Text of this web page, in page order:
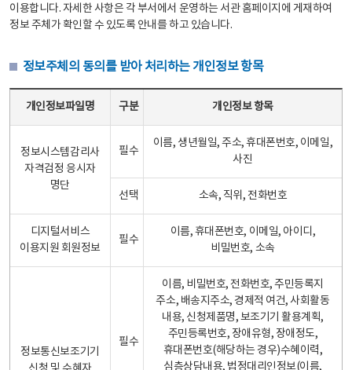
이용합니다. 자세한 사항은 각 부서에서 운영하는 서관 홈페이지에 게재하여
정보 주체가 확인할 수 있도록 안내를 하고 있습니다.
정보주체의 동의를 받아 처리하는 개인정보 항목
개인정보파일명 구분 개인정보 항목
정보시스템감리사
자격검정 응시자
명단
필수
이름, 생년월일, 주소, 휴대폰번호, 이메일,
사진
선택 소속, 직위, 전화번호
디지털서비스
이용지원 회원정보
필수
이름, 휴대폰번호, 이메일, 아이디,
비밀번호, 소속
정보통신보조기기
필수
이름, 비밀번호, 전화번호, 주민등록지
주소, 배송지주소, 경제적 여건, 사회활동
내용, 신청제품명, 보조기기 활용계획,
주민등록번호, 장애유형, 장애정도,
휴대폰번호(해당하는 경우)수혜이력,
심층상담내용, 법정대리인정보(이름,